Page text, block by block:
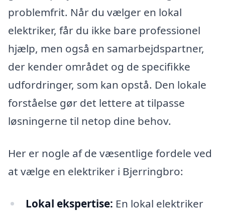
problemfrit. Når du vælger en lokal
elektriker, får du ikke bare professionel
hjælp, men også en samarbejdspartner,
der kender området og de specifikke
udfordringer, som kan opstå. Den lokale
forståelse gør det lettere at tilpasse
løsningerne til netop dine behov.
Her er nogle af de væsentlige fordele ved
at vælge en elektriker i Bjerringbro:
Lokal ekspertise: En lokal elektriker